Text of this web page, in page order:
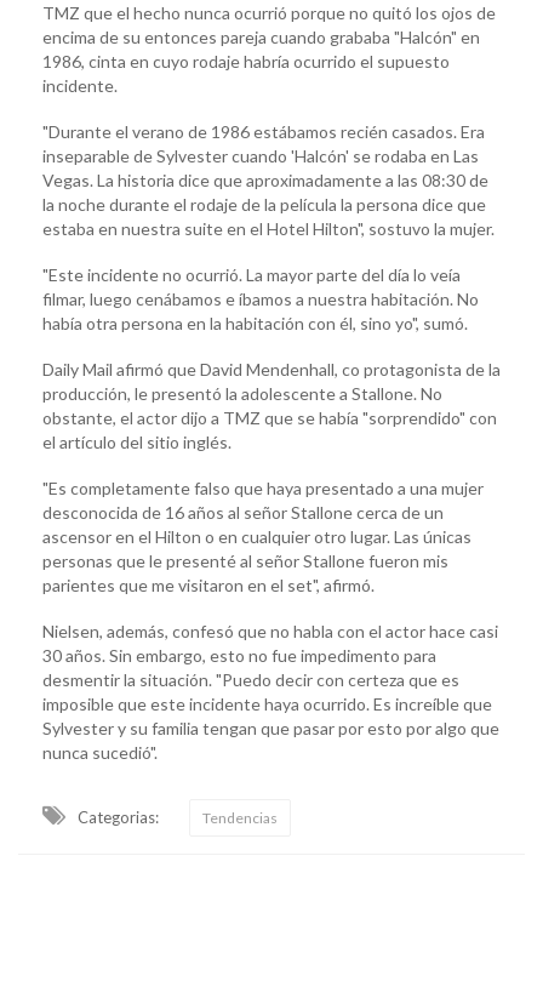
TMZ que el hecho nunca ocurrió porque no quitó los ojos de
encima de su entonces pareja cuando grababa "Halcón" en
1986, cinta en cuyo rodaje habría ocurrido el supuesto
incidente.
"Durante el verano de 1986 estábamos recién casados. Era
inseparable de Sylvester cuando 'Halcón' se rodaba en Las
Vegas. La historia dice que aproximadamente a las 08:30 de
la noche durante el rodaje de la película la persona dice que
estaba en nuestra suite en el Hotel Hilton", sostuvo la mujer.
"Este incidente no ocurrió. La mayor parte del día lo veía
filmar, luego cenábamos e íbamos a nuestra habitación. No
había otra persona en la habitación con él, sino yo", sumó.
Daily Mail afirmó que David Mendenhall, co protagonista de la
producción, le presentó la adolescente a Stallone. No
obstante, el actor dijo a TMZ que se había "sorprendido" con
el artículo del sitio inglés.
"Es completamente falso que haya presentado a una mujer
desconocida de 16 años al señor Stallone cerca de un
ascensor en el Hilton o en cualquier otro lugar. Las únicas
personas que le presenté al señor Stallone fueron mis
parientes que me visitaron en el set", afirmó.
Nielsen, además, confesó que no habla con el actor hace casi
30 años. Sin embargo, esto no fue impedimento para
desmentir la situación. "Puedo decir con certeza que es
imposible que este incidente haya ocurrido. Es increíble que
Sylvester y su familia tengan que pasar por esto por algo que
nunca sucedió".
Categorias: Tendencias